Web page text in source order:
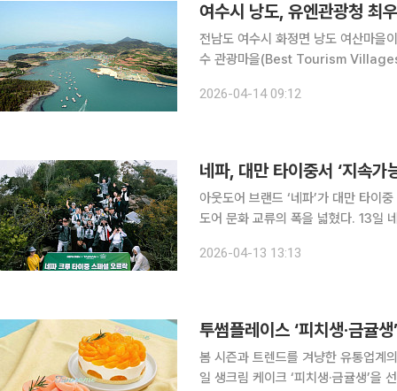
여수시 낭도, 유엔관광청 최
전남도 여수시 화정면 낭도 여산마
수 관광마을(Best Tourism
제공모사업이다. 인구 1만5000명 미
2026-04-14 09:12
네파, 대만 타이중서 ‘지속가
아웃도어 브랜드 ‘네파’가 대만 타이
도어 문화 교류의 폭을 넓혔다. 13일 네파에 따르면 이번 행사는 대만관광청 및 하이킹 크루 ‘산봉우
된 이번 여정의 핵심은 해발 2180m
2026-04-13 13:13
봄 시즌과 트렌드를 겨냥한 유통업계
일 생크림 케이크 ‘피치생·금귤생’을